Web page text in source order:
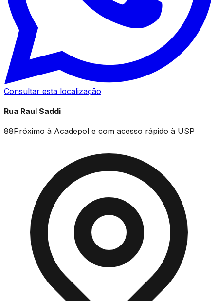
Consultar esta localização
Rua Raul Saddi
88Próximo à Acadepol e com acesso rápido à USP